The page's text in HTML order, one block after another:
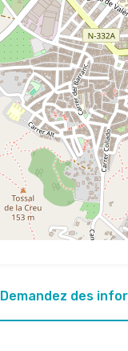
Demandez des